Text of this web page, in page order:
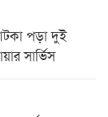
পড়া দুই
সার্ভিস